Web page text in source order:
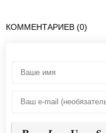
КОММЕНТАРИЕВ (0)